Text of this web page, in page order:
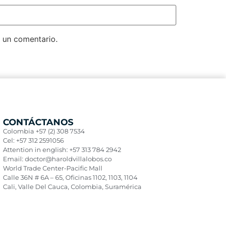
comentario.
CONTÁCTANOS
Colombia +57 (2) 308 7534
Cel: +57 312 2591056
Attention in english: +57 313 784 2942
Email: doctor@haroldvillalobos.co
World Trade Center-Pacific Mall
Calle 36N # 6A – 65, Oficinas 1102, 1103, 1104
Cali, Valle Del Cauca, Colombia, Suramérica